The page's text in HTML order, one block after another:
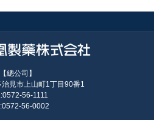
【總公司】
見市上山町1丁目90番1
56-1111
56-0002